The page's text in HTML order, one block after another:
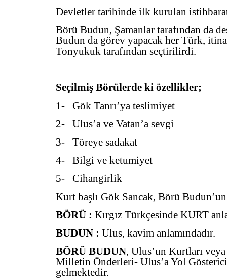
Devletler tarihinde ilk kurulan
Börü Budun, Şamanlar tarafından da
Budun da görev yapacak her Türk,
Tonyukuk tarafından seçtirilirdi.
Seçilmiş Börülerde ki özellikler;
1- Gök Tanrı’ya teslimiyet
2- Ulus’a ve Vatan’a sevgi
3- Töreye sadakat
4- Bilgi ve ketumiyet
5- Cihangirlik
Kurt başlı Gök Sancak, Börü
BÖRÜ : Kırgız Türkçesinde KURT
BUDUN : Ulus, kavim anlamındadır.
BÖRÜ BUDUN, Ulus’un Kurtları
Milletin Önderleri- Ulus’a Yol
gelmektedir.